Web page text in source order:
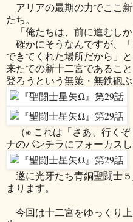
アリアの最期の力でここ
たち。
「俺たちは、前に進むしか
確かにそうなんですが、
できてくれた場所だから」
来たての新十二宮であるこ
登ろうという無策・無鉄砲
（※ これは「さあ、行く
ナのパンチラにフォーカス
遂に光牙たち青銅聖闘士
まります。
今回は十二宮をゆっくり